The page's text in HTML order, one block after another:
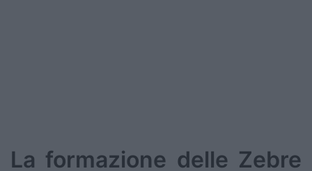
La formazione delle Zebre